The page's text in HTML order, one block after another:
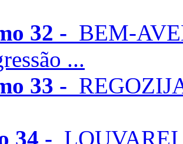
32 - BEM-
...
33 -
34 - LOUVAREI